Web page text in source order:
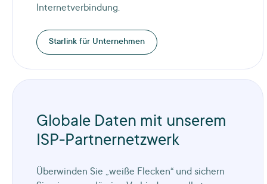
Internetverbindung.
Starlink für Unternehmen
Globale Daten mit unserem
ISP-Partnernetzwerk
Überwinden Sie „weiße Flecken“ und sichern